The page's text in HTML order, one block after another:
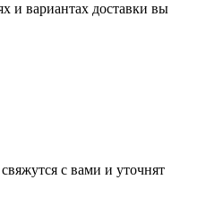
и вариантах доставки вы
с вами и уточнят